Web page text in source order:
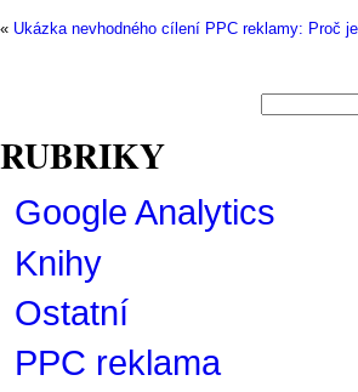
« Ukázka nevhodného cílení PPC reklamy: Proč
RUBRIKY
Google Analytics
Knihy
Ostatní
PPC reklama